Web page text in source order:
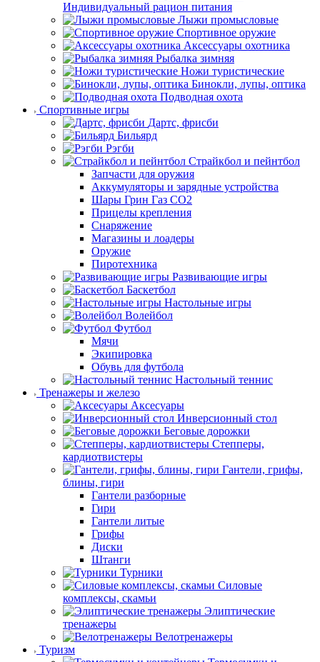
Индивидуальный рацион питания
Лыжи промысловые
Спортивное оружие
Аксессуары охотника
Рыбалка зимняя
Ножи туристические
Бинокли, лупы, оптика
Подводная охота
Спортивные игры
Дартс, фрисби
Бильярд
Рэгби
Страйкбол и пейнтбол
Запчасти для оружия
Аккумуляторы и зарядные устройства
Шары Грин Газ СО2
Прицелы крепления
Снаряжение
Магазины и лоадеры
Оружие
Пиротехника
Развивающие игры
Баскетбол
Настольные игры
Волейбол
Футбол
Мячи
Экипировка
Обувь для футбола
Настольный теннис
Тренажеры и железо
Аксесуары
Инверсионный стол
Беговые дорожки
Степперы,
кардиотвистеры
Гантели, грифы,
блины, гири
Гантели разборные
Гири
Гантели литые
Грифы
Диски
Штанги
Турники
Силовые
комплексы, скамьи
Элиптические
тренажеры
Велотренажеры
Туризм